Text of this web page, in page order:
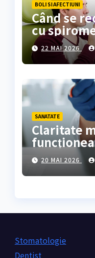
BOLI SI AFECTIUNI
Când se
cu
rezultate
22 MAI 2026
SANATATE
Claritate
genetică
nevoie de
20 MAI 2026
Stomatologie
Dentist